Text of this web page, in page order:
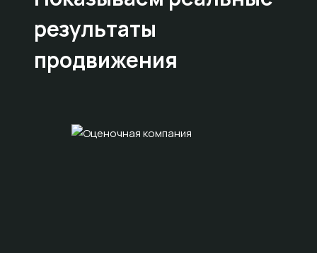
результаты
продвижения